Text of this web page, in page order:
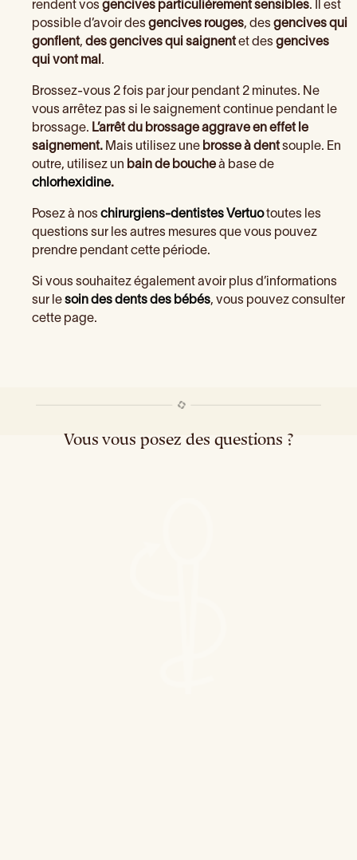
rendent vos gencives particulièrement sensibles. Il est
possible d’avoir des gencives rouges, des gencives qui
gonflent, des gencives qui saignentet des gencives
qui vont mal .
Brossez-vous 2 fois par jour pendant 2 minutes. Ne
vous arrêtez pas si le saignement continue pendant le
brossage. L’arrêt du brossage aggrave en effet le
saignement. Mais utilisez une brosse à dentsouple. En
outre, utilisez un bain de bouche à base de
chlorhexidine.
Posez à nos chirurgiens-dentistes Vertuo toutes les
questions sur les autres mesures que vous pouvez
prendre pendant cette période.
Si vous souhaitez également avoir plus d’informations
sur le soin des dents des bébés, vous pouvez consulter
cette page.
Vous vous posez des questions ?